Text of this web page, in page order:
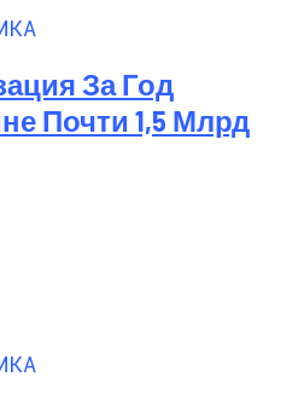
За Год
Почти 1,5 Млрд